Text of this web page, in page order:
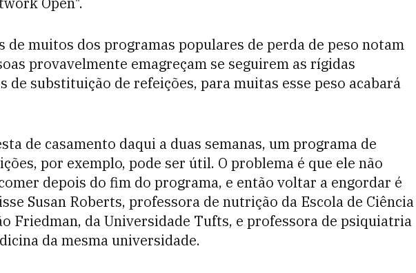
de muitos dos programas populares de perda de peso notam
provavelmente emagreçam se seguirem as rígidas
de substituição de refeições, para muitas esse peso acabará
de casamento daqui a duas semanas, um programa de
por exemplo, pode ser útil. O problema é que ele não
depois do fim do programa, e então voltar a engordar é
Susan Roberts, professora de nutrição da Escola de Ciência
Friedman, da Universidade Tufts, e professora de psiquiatria
da mesma universidade.